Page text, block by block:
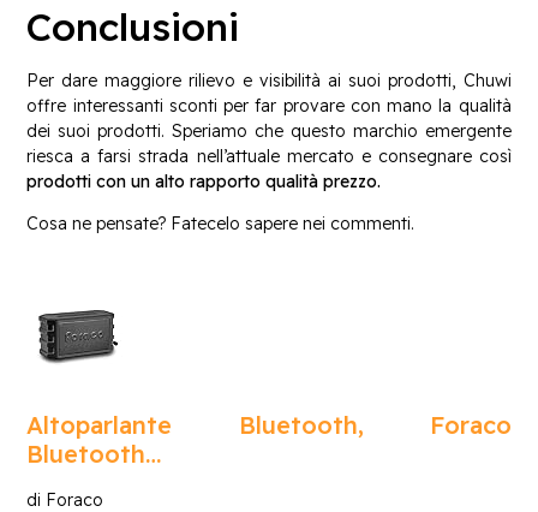
Conclusioni
Per dare maggiore rilievo e visibilità ai suoi prodotti, Chuwi
offre interessanti sconti per far provare con mano la qualità
dei suoi prodotti. Speriamo che questo marchio emergente
riesca a farsi strada nell’attuale mercato e consegnare così
prodotti con un alto rapporto qualità prezzo.
Cosa ne pensate? Fatecelo sapere nei commenti.
Altoparlante Bluetooth, Foraco
Bluetooth…
di Foraco